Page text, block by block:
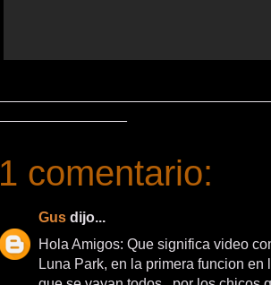
1 comentario:
Gus dijo...
Hola Amigos: Que significa video
Luna Park, en la primera funcion